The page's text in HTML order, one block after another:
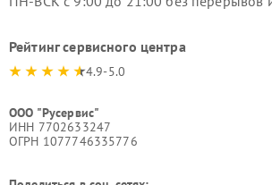
Рейтинг сервисного центра
4.9-5.0
ООО "Русервис"
ИНН 7702633247
ОГРН 1077746335776